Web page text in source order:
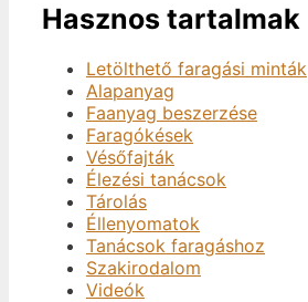
Hasznos tartalmak
Letölthető faragási minták
Alapanyag
Faanyag beszerzése
Faragókések
Vésőfajták
Élezési tanácsok
Tárolás
Éllenyomatok
Tanácsok faragáshoz
Szakirodalom
Videók